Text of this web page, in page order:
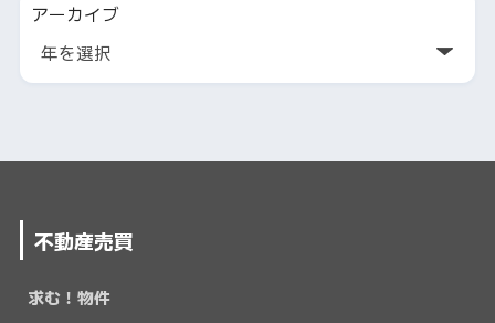
アーカイブ
不動産売買
求む！物件